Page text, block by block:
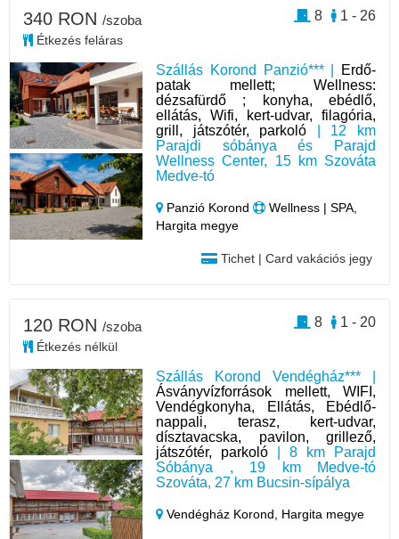
Szállás Korond Panzió*** |
Erdő-
patak mellett; Wellness:
dézsafürdő ; konyha, ebédlő,
ellátás, Wifi, kert-udvar, filagória,
grill, játszótér, parkoló | 12 km
Parajdi sóbánya és Parajd
Wellness Center, 15 km Szováta
Medve-tó
Panzió Korond
Wellness | SPA,
Hargita megye
Tichet | Card vakációs jegy
340 RON /szoba
Étkezés feláras
1 - 26
8
Szállás Korond Vendégház*** |
Ásványvízforrások mellett, WIFI,
Vendégkonyha, Ellátás, Ebédlő-
nappali, terasz, kert-udvar,
dísztavacska, pavilon, grillező,
játszótér, parkoló | 8 km Parajd
Sóbánya , 19 km Medve-tó
Szováta, 27 km Bucsin-sípálya
Vendégház Korond, Hargita megye
120 RON /szoba
Étkezés nélkül
1 - 20
8